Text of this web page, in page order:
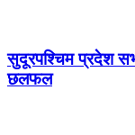
सुदूरपश्चिम प्रदेश
छलफल